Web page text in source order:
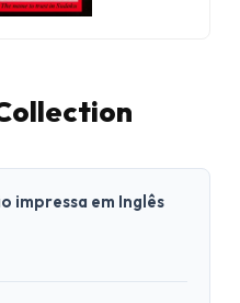
impressa em Inglês